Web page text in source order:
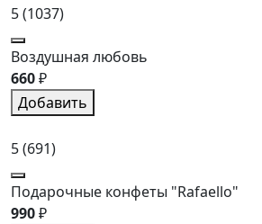
5(1037)
Воздушная любовь
660₽
Добавить
5(691)
Подарочные конфеты "Rafaello"
990₽